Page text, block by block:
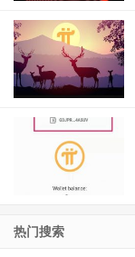
热门搜索